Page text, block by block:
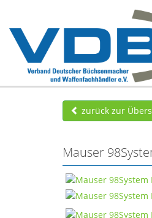
zurück zur
Mauser